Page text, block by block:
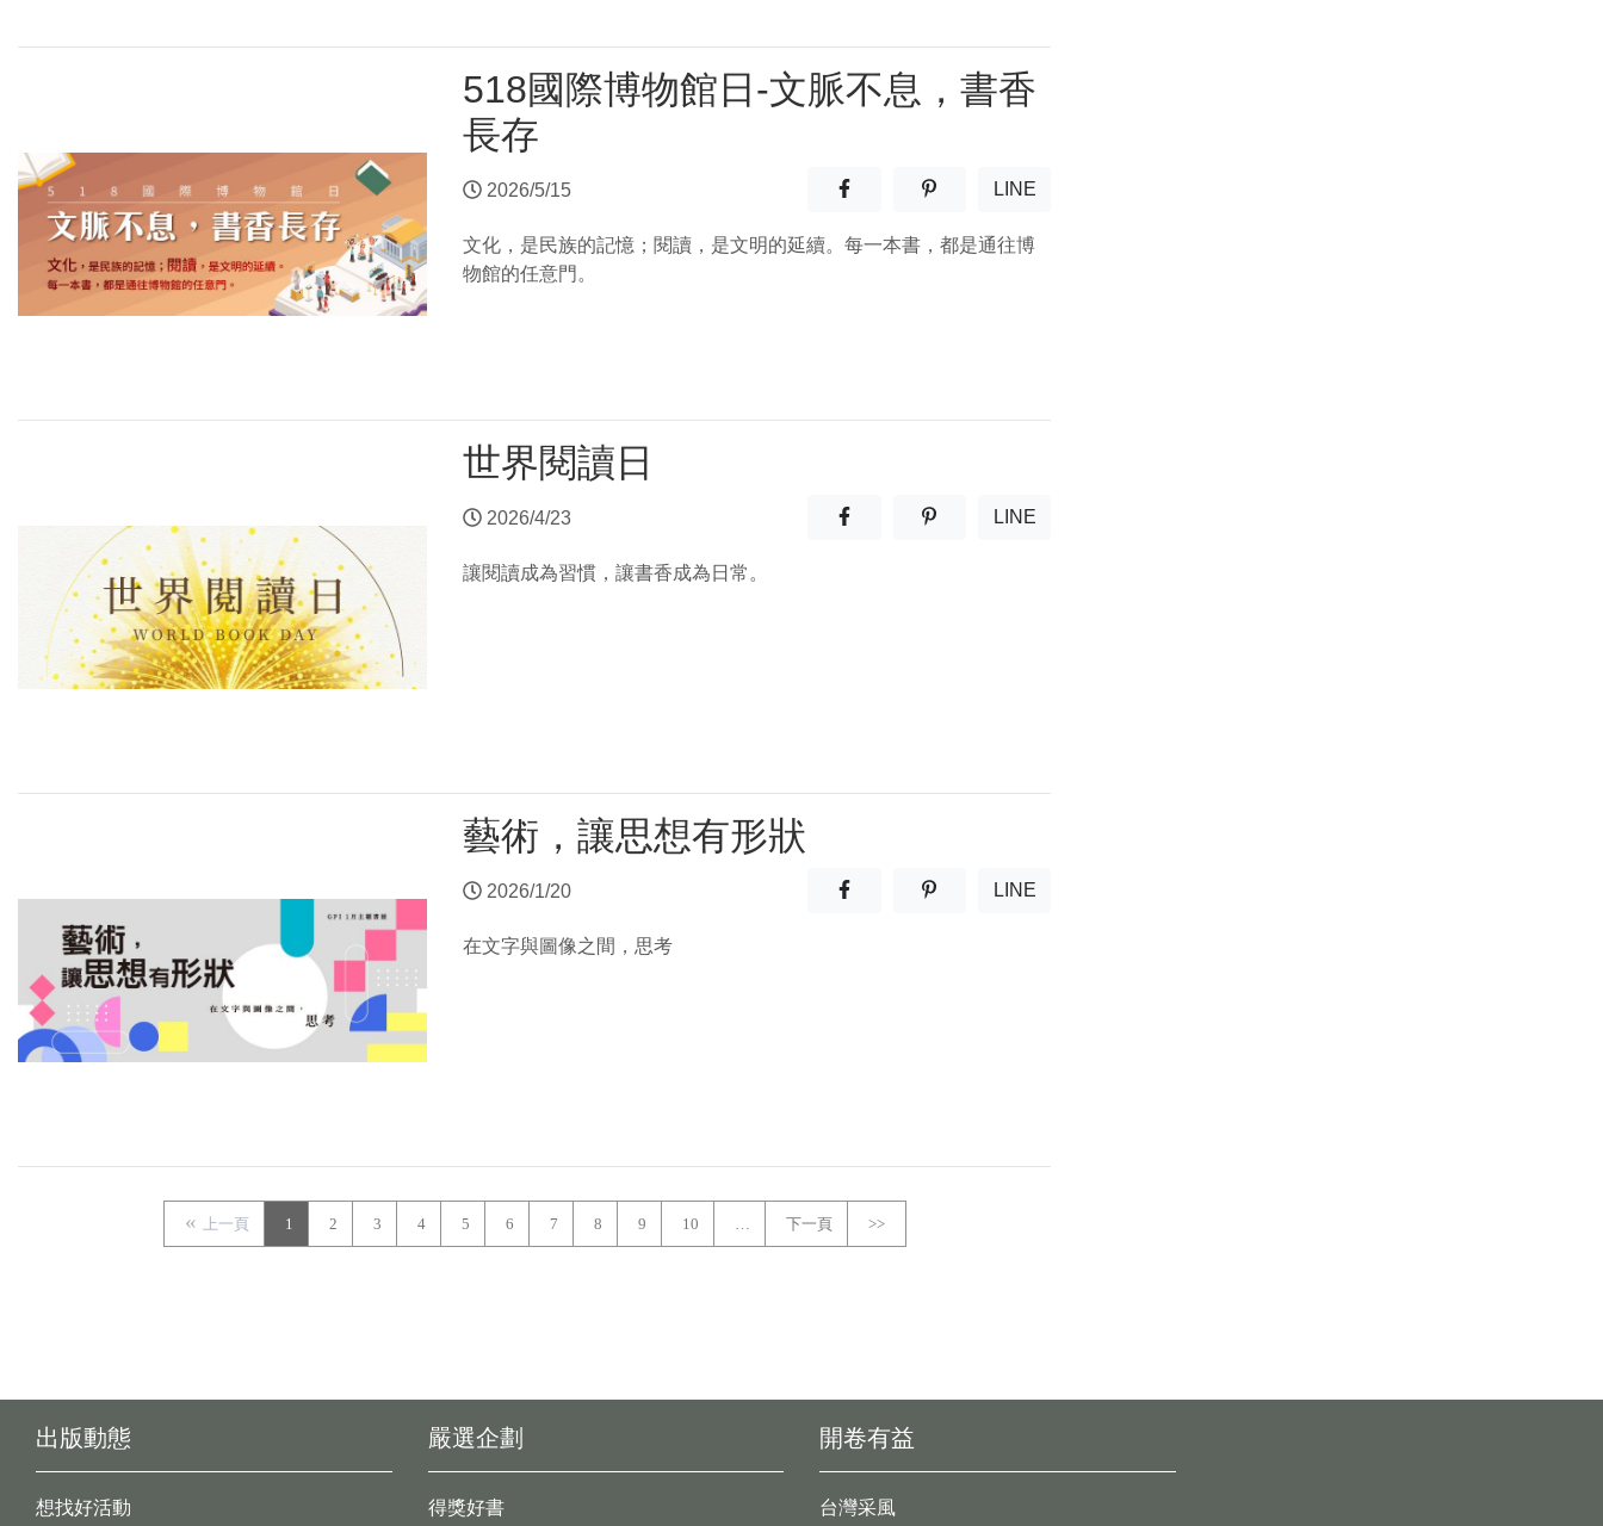
518國際博物館日-文脈不息，書香
長存
2026/5/15 分享至facebook(另開新視窗)
分享至噗浪(另開新視窗)
LINE
文化，是民族的記憶；閱讀，是文明的延續。每一本書，都是通往博
物館的任意門。
世界閱讀日
2026/4/23 分享至facebook(另開新視窗)
分享至噗浪(另開新視窗)
LINE
讓閱讀成為習慣，讓書香成為日常。
藝術，讓思想有形狀
2026/1/20 分享至facebook(另開新視窗)
分享至噗浪(另開新視窗)
LINE
在文字與圖像之間，思考
上一頁 1 2 3 4 5 6 7 8 9 10 … 下一頁 >>
出版動態
想找好活動
開卷有益
台灣采風
嚴選企劃
得獎好書